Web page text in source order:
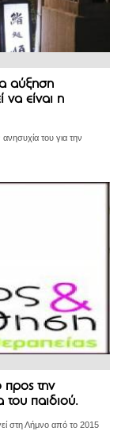
αύξηση
είναι η
του για την
την
του παιδιού.
στη Λήμνο από το 2015